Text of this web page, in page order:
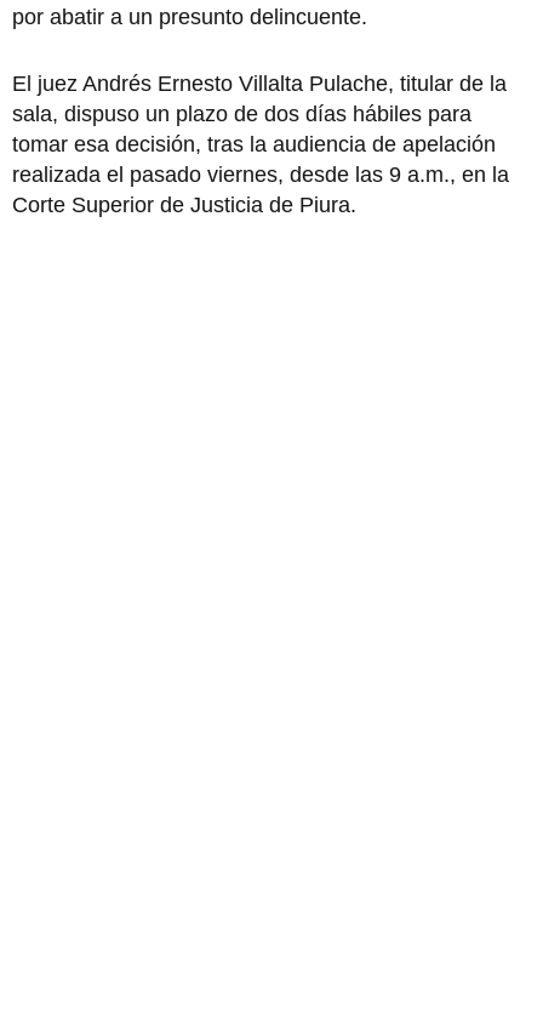
por abatir a un presunto delincuente.
El juez Andrés Ernesto Villalta Pulache, titular de la
sala, dispuso un plazo de dos días hábiles para
tomar esa decisión, tras la audiencia de apelación
realizada el pasado viernes, desde las 9 a.m., en la
Corte Superior de Justicia de Piura.